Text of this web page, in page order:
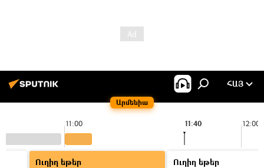
Արմենիա
ՀԱՅ
11:00 12:00
11:40
Ուղիղ եթեր
Ուղիղ եթեր